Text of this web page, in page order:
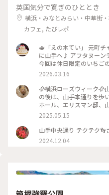
英国気分で寛ぎのひととき
横浜・みなとみらい・中華街
カフェ, たびレポ
🫖「えの木てい」 元町
に山手へ♪ アフタヌーン
今回は休日限定のいちご
を飲みながらお友達とお
💕 . #えの木てい #山手 #
2026.03.16
🥀横浜ローズウィーク🥀
の後は、山手本通りを歩
ホール、エリスマン邸、
相変わらず午前中から入
つかお茶したいと思いま
メルヘンの世界のようでした
りっぷ #神奈川 #横浜 #
#ガーデンネックレス横浜
2025.05.15
山手中央通り テクテク👣
2024.12.04